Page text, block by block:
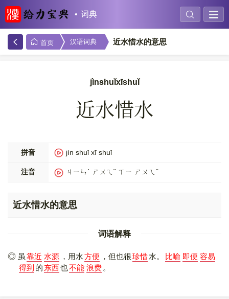
词典
首页 汉语词典 近水惜水的意思
jìnshuǐxīshuǐ
近水惜水
拼音 jìn shuǐ xī shuǐ
注音 ㄐㄧㄣˋ ㄕㄨㄟˇ ㄒㄧ ㄕㄨㄟˇ
近水惜水的意思
词语解释
虽 靠近 水源 ，用水方便 ，但也很珍惜水。 比喻 即便 容易
得到 的 东西也不能 浪费 。